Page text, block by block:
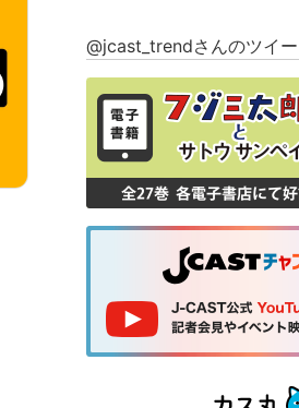
@jcast_trendさんのツイー